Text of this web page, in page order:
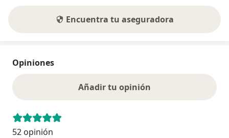
Encuentra tu aseguradora
Opiniones
Añadir tu opinión
52 opinión